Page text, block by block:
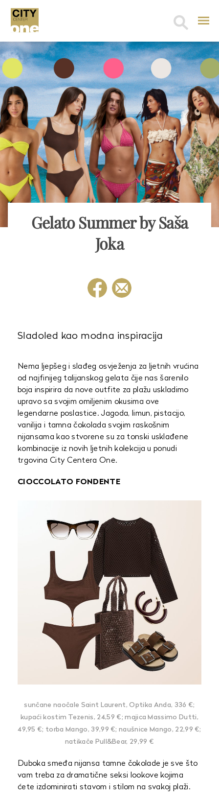
Search
Gelato Summer by Saša
Joka
Sladoled kao modna inspiracija
Nema ljepšeg i slađeg osvježenja za ljetnih vrućina
od najfinijeg talijanskog gelata čije nas šarenilo
boja inspirira da nove outfite za plažu uskladimo
upravo sa svojim omiljenim okusima ove
legendarne poslastice. Jagoda, limun, pistacijo,
vanilija i tamna čokolada svojim raskošnim
nijansama kao stvorene su za tonski usklađene
kombinacije iz novih ljetnih kolekcija u ponudi
trgovina City Centera One.
CIOCCOLATO FONDENTE
sunčane naočale Saint Laurent, Optika Anda, 336 €;
kupaći kostim Tezenis, 24,59 €; majica Massimo Dutti,
49,95 €; torba Mango, 39,99 €; naušnice Mango, 22,99 €;
natikače Pull&Bear, 29,99 €
Duboka smeđa nijansa tamne čokolade je sve što
vam treba za dramatične seksi lookove kojima
ćete izdominirati stavom i stilom na svakoj plaži.